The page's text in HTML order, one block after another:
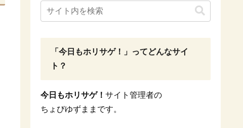
「今日もホリサゲ！」ってどんなサイ
ト？
今日もホリサゲ！ サイト管理者の
ちょびゆずままです。